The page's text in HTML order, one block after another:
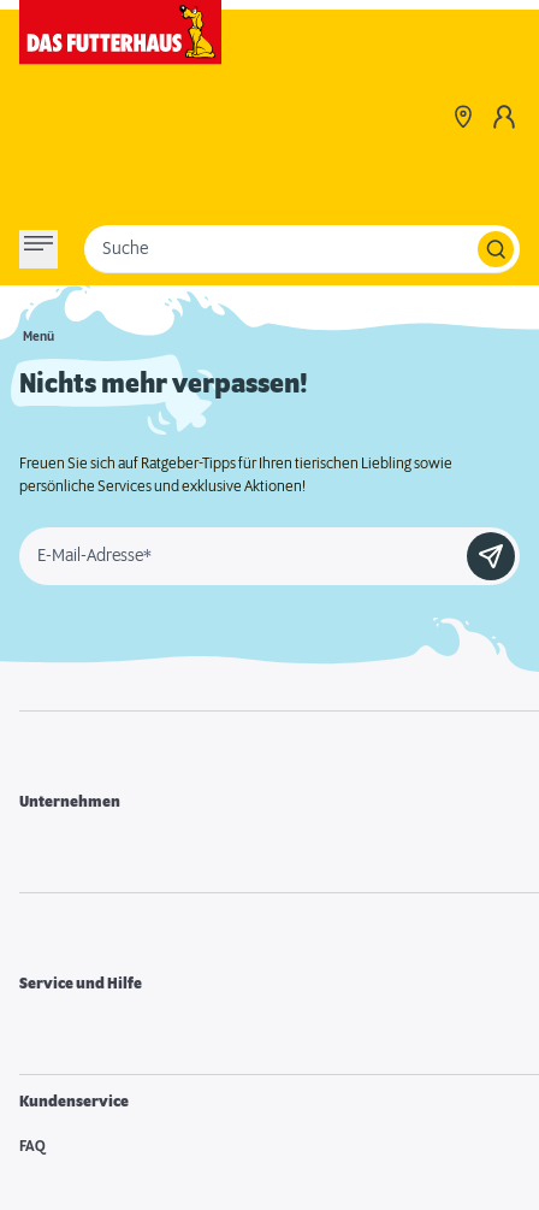
Menü
Suche
Nichts mehr verpassen!
Freuen Sie sich auf Ratgeber-Tipps für Ihren tierischen Liebling sowie
persönliche Services und exklusive Aktionen!
E-Mail-Adresse*
Unternehmen
Service und Hilfe
Kundenservice
FAQ